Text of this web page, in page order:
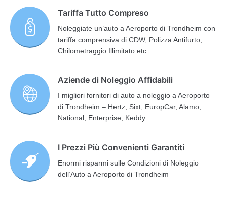
Tariffa Tutto Compreso
Noleggiate un’auto a Aeroporto di Trondheim con
tariffa comprensiva di CDW, Polizza Antifurto,
Chilometraggio Illimitato etc.
Aziende di Noleggio Affidabili
I migliori fornitori di auto a noleggio a Aeroporto
di Trondheim – Hertz, Sixt, EuropCar, Alamo,
National, Enterprise, Keddy
I Prezzi Più Convenienti Garantiti
Enormi risparmi sulle Condizioni di Noleggio
dell’Auto a Aeroporto di Trondheim